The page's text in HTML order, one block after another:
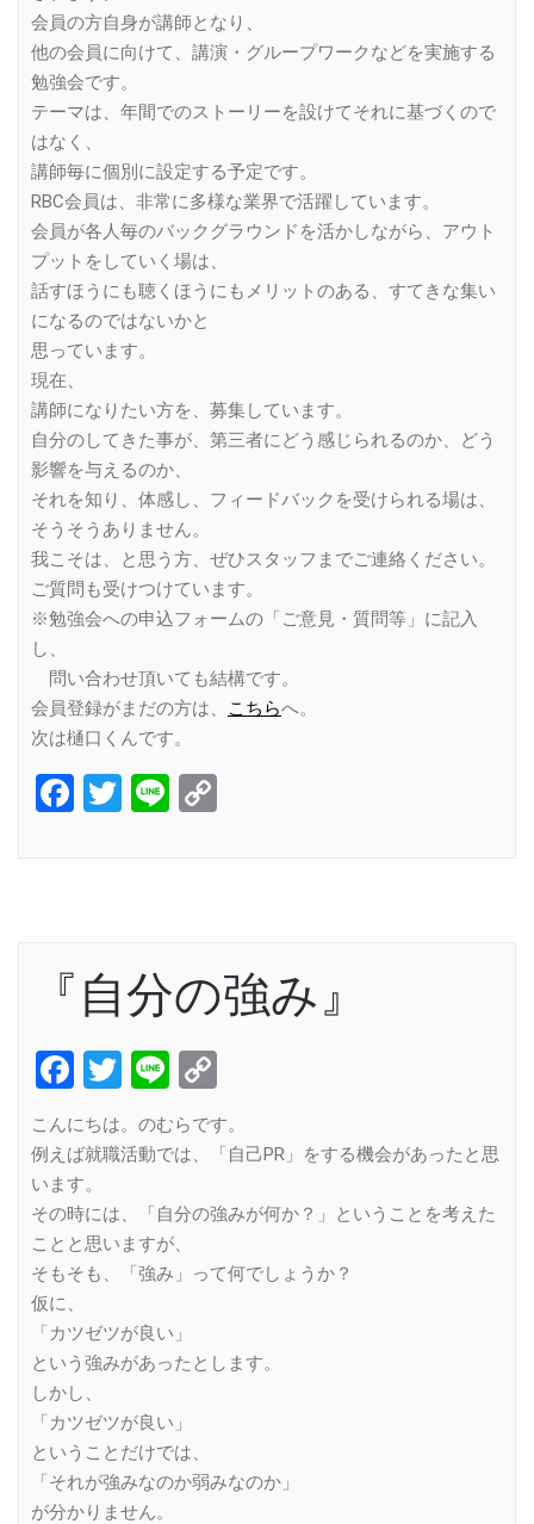
会員の方自身が講師となり、
他の会員に向けて、講演・グループワークなどを実施する
勉強会です。
テーマは、年間でのストーリーを設けてそれに基づくので
はなく、
講師毎に個別に設定する予定です。
RBC会員は、非常に多様な業界で活躍しています。
会員が各人毎のバックグラウンドを活かしながら、アウト
プットをしていく場は、
話すほうにも聴くほうにもメリットのある、すてきな集い
になるのではないかと
思っています。
現在、
講師になりたい方を、募集しています。
自分のしてきた事が、第三者にどう感じられるのか、どう
影響を与えるのか、
それを知り、体感し、フィードバックを受けられる場は、
そうそうありません。
我こそは、と思う方、ぜひスタッフまでご連絡ください。
ご質問も受けつけています。
※勉強会への申込フォームの「ご意見・質問等」に記入
し、
問い合わせ頂いても結構です。
会員登録がまだの方は、
こちらへ。
次は樋口くんです。
Facebook
Twitter
Line
『自分の強み』
Facebook
Twitter
Line
Link
こんにちは。のむらです。
例えば就職活動では、「自己PR」をする機会があったと思
います。
その時には、「自分の強みが何か？」ということを考えた
ことと思いますが、
そもそも、「強み」って何でしょうか？
仮に、
「カツゼツが良い」
という強みがあったとします。
しかし、
「カツゼツが良い」
ということだけでは、
「それが強みなのか弱みなのか」
が分かりません。